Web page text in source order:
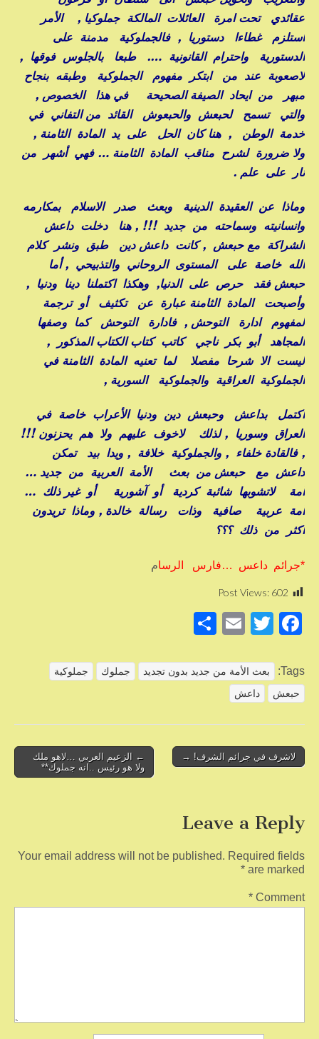
عقائدي تحت امرة العائلات المالكة جملوكيا , الأمر
استلزم غطاءا دستوريا , فالجملوكية مدمنة على
الدستورية واحترام القانونية …. طبعا بالجلوس فوقها ,
لاصعوبة عند من ابتكر مفهوم الجملوكية وطبقه بنجاح
مبهر من ايحاد الصيفة الصحيحة في هذا الخصوص ,
والتي تسمح لحبعش والحبعوش القائد من التفاني في
خدمة الوطن , هنا كان الحل على يد المادة الثامنة ,
ولا ضرورة لشرح مناقب المادة الثامنة … فهي أشهر من
نار على علم .
وماذا عن العقيدة الدينية وبعث صدر الاسلام بمكارمه
وانسانيته وسماحته من جديد !!! , هنا دخلت داعش
الشراكة مع حبعش , كانت داعش دين طبق ونشر كلام
الله خاصة على المستوى الروحاني والتذبيحي , أما
حبعش فقد حرص على الدنيا, وهكذا اكتملنا دينا ودنيا ,
وأصبحت المادة الثامنة عبارة عن تكثيف أو ترجمة
لمفهوم ادارة التوحش , فادارة التوحش كما وصفها
المجاهد أبو بكر ناجي كاتب كتاب الكتاب المذكور ,
ليست الا شرحا مفصلا لما تعنيه المادة الثامنة في
الجملوكية العراقية والجملوكية السورية ,
اكتمل بداعش وحبعش دين ودنيا الأعراب خاصة في
العراق وسوريا , لذلك لاخوف عليهم ولا هم يحزنون !!!
, فالقادة خلفاء , والجملوكية خلافة , ويدا بيد تمكن
داعش مع حبعش من بعث الأمة العربية من جديد …
أمة لاتشوبها شائبة كردية أو آشورية أو غير ذلك …
أمة عربية صافية وذات رسالة خالدة , وماذا تريدون
أكثر من ذلك ؟؟؟
*جرائم داعس …فارس الرسام
Post Views: 602
F
c
e
o
T
tt
er
E
ail
ar
Tags: بعث الأمة من جديد بدون تجديد جملوك
جملوكية
حبعش
داعش
Post
← الزعيم العربي …لاهو ملك
ولا هو رئيس ..انه جملوك**
لاشرف في جرائم الشرف! →
Leave a Reply
Your email address will not be published. Required fields
are marked
*
Comment
*